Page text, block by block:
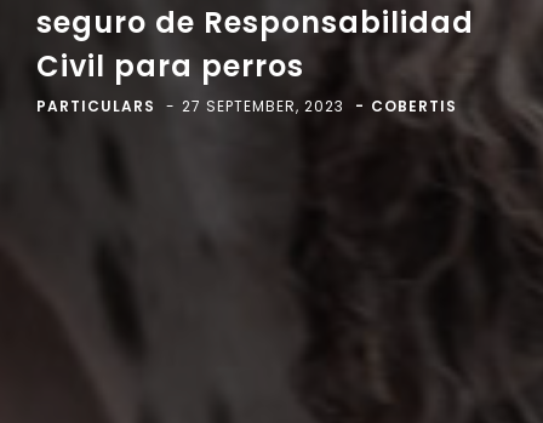
seguro de Responsabilidad
Civil para perros
PARTICULARS 27 SEPTEMBER, 2023 COBERTIS